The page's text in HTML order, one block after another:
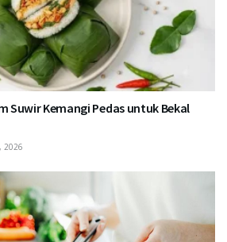
Suwir Kemangi Pedas untuk Bekal
2026